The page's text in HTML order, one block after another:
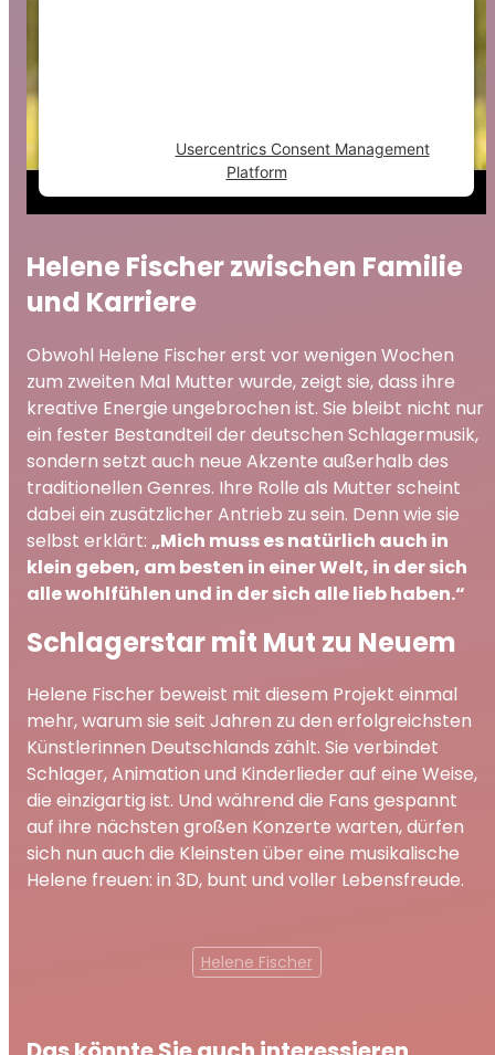
Usercentrics Consent Management
Platform
Helene Fischer zwischen Familie
und Karriere
Obwohl Helene Fischer erst vor wenigen Wochen
zum zweiten Mal Mutter wurde, zeigt sie, dass ihre
kreative Energie ungebrochen ist. Sie bleibt nicht nur
ein fester Bestandteil der deutschen Schlagermusik,
sondern setzt auch neue Akzente außerhalb des
traditionellen Genres. Ihre Rolle als Mutter scheint
dabei ein zusätzlicher Antrieb zu sein. Denn wie sie
selbst erklärt: „Mich muss es natürlich auch in
klein geben, am besten in einer Welt, in der sich
alle wohlfühlen und in der sich alle lieb haben.“
Schlagerstar mit Mut zu Neuem
Helene Fischer beweist mit diesem Projekt einmal
mehr, warum sie seit Jahren zu den erfolgreichsten
Künstlerinnen Deutschlands zählt. Sie verbindet
Schlager, Animation und Kinderlieder auf eine Weise,
die einzigartig ist. Und während die Fans gespannt
auf ihre nächsten großen Konzerte warten, dürfen
sich nun auch die Kleinsten über eine musikalische
Helene freuen: in 3D, bunt und voller Lebensfreude.
Helene Fischer